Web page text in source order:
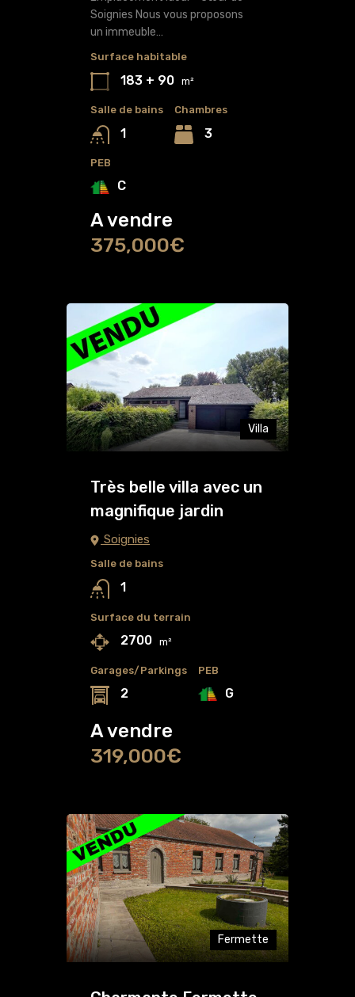
Soignies Nous vous proposons
un immeuble…
Surface habitable
183 + 90 m²
Salle de bains
1
Chambres
3
PEB
C
A vendre
375,000€
Villa
Très belle villa avec un
magnifique jardin
Soignies
Salle de bains
1
Surface du terrain
2700 m²
Garages/Parkings
2
PEB
G
A vendre
319,000€
Fermette